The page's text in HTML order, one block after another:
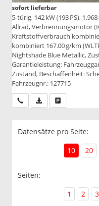
sofort lieferbar
5-türig, 142 kW (193 PS),
Allrad, Verbrennungsmotor
Kraftstoffverbrauch
kombiniert 167.00 g/km
Nightshade Blue Metallic,
Garantieleistung:
Zustand, Beschaffenheit:
Fahrzeugnr.: 127715
Wir rufen Sie an
PDF-Datei,
Datensätze pro Seite:
10
20
Seiten:
1
2 3